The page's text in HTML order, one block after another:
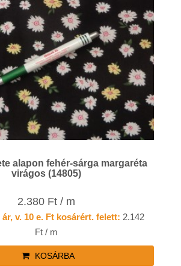
alapon fehér-sárga margaréta
virágos (14805)
2.380 Ft / m
v. 10 e. Ft kosárért. felett: 2.142
Ft / m
KOSÁRBA